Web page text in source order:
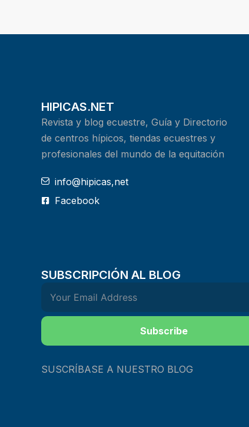
HIPICAS.NET
Revista y blog ecuestre, Guía y Directorio
de centros hípicos, tiendas ecuestres y
profesionales del mundo de la equitación
info@hipicas,net
Facebook
SUBSCRIPCIÓN AL BLOG
Subscribe
SUSCRÍBASE A NUESTRO BLOG